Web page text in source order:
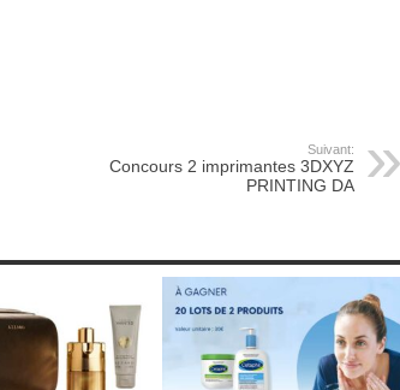
Suivant:
Concours 2 imprimantes 3DXYZ
PRINTING DA